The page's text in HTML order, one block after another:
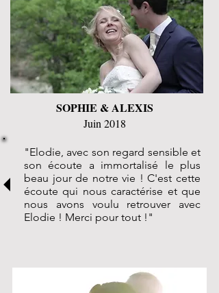
SOPHIE & ALEXIS
Juin 2018
"Elodie, avec son regard sensible et
son écoute a immortalisé le plus
beau jour de notre vie ! C'est cette
écoute qui nous caractérise et que
nous avons voulu retrouver avec
Elodie ! Merci pour tout !"